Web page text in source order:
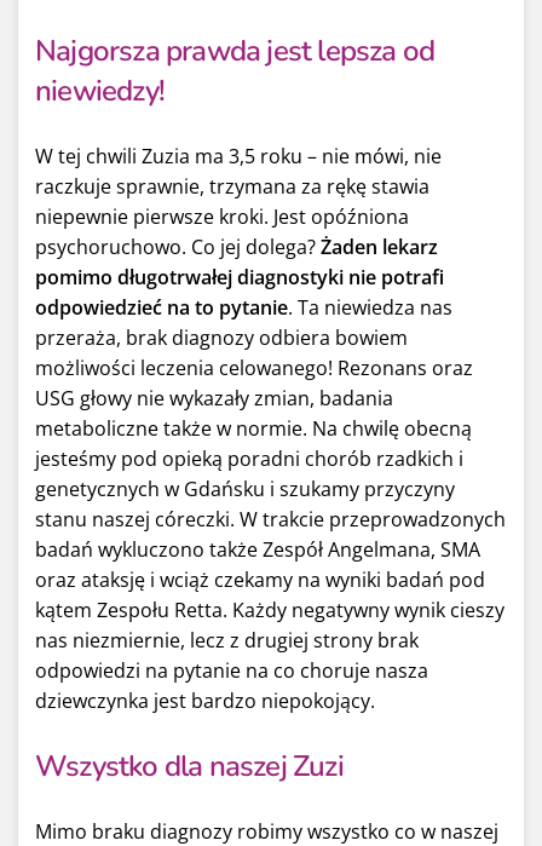
Najgorsza prawda jest lepsza od
niewiedzy!
W tej chwili Zuzia ma 3,5 roku – nie mówi, nie
raczkuje sprawnie, trzymana za rękę stawia
niepewnie pierwsze kroki. Jest opóźniona
psychoruchowo. Co jej dolega?Żaden lekarz
pomimo długotrwałej diagnostyki nie potrafi
odpowiedzieć na to pytanie. Ta niewiedza nas
przeraża, brak diagnozy odbiera bowiem
możliwości leczenia celowanego! Rezonans oraz
USG głowy nie wykazały zmian, badania
metaboliczne także w normie. Na chwilę obecną
jesteśmy pod opieką poradni chorób rzadkich i
genetycznych w Gdańsku i szukamy przyczyny
stanu naszej córeczki. W trakcie przeprowadzonych
badań wykluczono także Zespół Angelmana, SMA
oraz ataksję i wciąż czekamy na wyniki badań pod
kątem Zespołu Retta. Każdy negatywny wynik cieszy
nas niezmiernie, lecz z drugiej strony brak
odpowiedzi na pytanie na co choruje nasza
dziewczynka jest bardzo niepokojący.
Wszystko dla naszej Zuzi
Mimo braku diagnozy robimy wszystko co w naszej